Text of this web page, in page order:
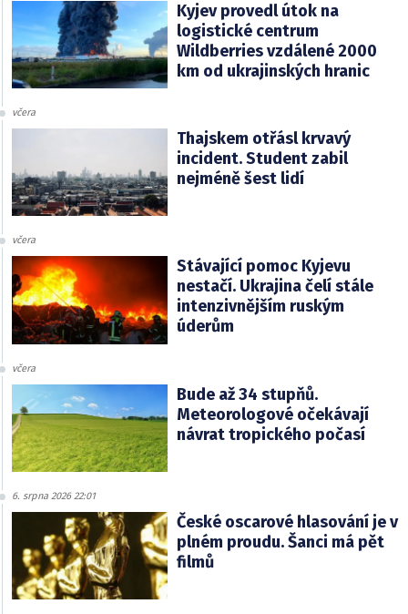
Kyjev provedl útok na
logistické centrum
Wildberries vzdálené 2000
km od ukrajinských hranic
včera
Thajskem otřásl krvavý
incident. Student zabil
nejméně šest lidí
včera
Stávající pomoc Kyjevu
nestačí. Ukrajina čelí stále
intenzivnějším ruským
úderům
včera
Bude až 34 stupňů.
Meteorologové očekávají
návrat tropického počasí
6. srpna 2026 22:01
České oscarové hlasování je v
plném proudu. Šanci má pět
filmů